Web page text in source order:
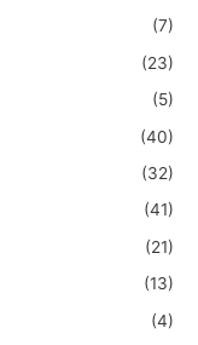
(7)
(23)
(5)
(40)
(32)
(41)
(21)
(13)
(4)